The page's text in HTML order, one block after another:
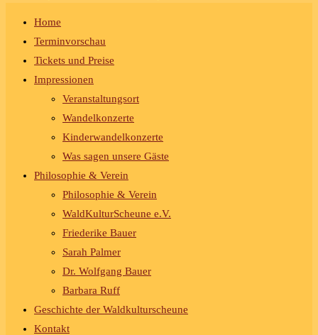
Home
Terminvorschau
Tickets und Preise
Impressionen
Veranstaltungsort
Wandelkonzerte
Kinderwandelkonzerte
Was sagen unsere Gäste
Philosophie & Verein
Philosophie & Verein
WaldKulturScheune e.V.
Friederike Bauer
Sarah Palmer
Dr. Wolfgang Bauer
Barbara Ruff
Geschichte der Waldkulturscheune
Kontakt